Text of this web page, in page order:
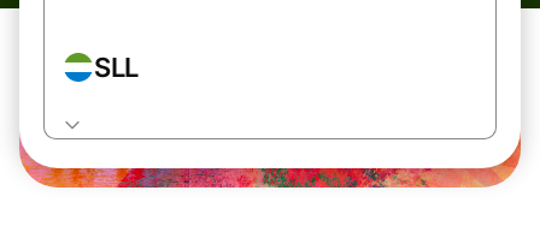
SLL